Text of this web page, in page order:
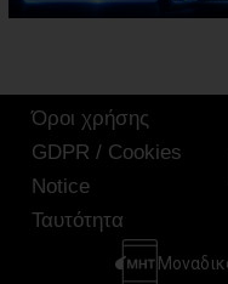
Όροι χρήσης
GDPR / Cookies
Notice
Ταυτότητα